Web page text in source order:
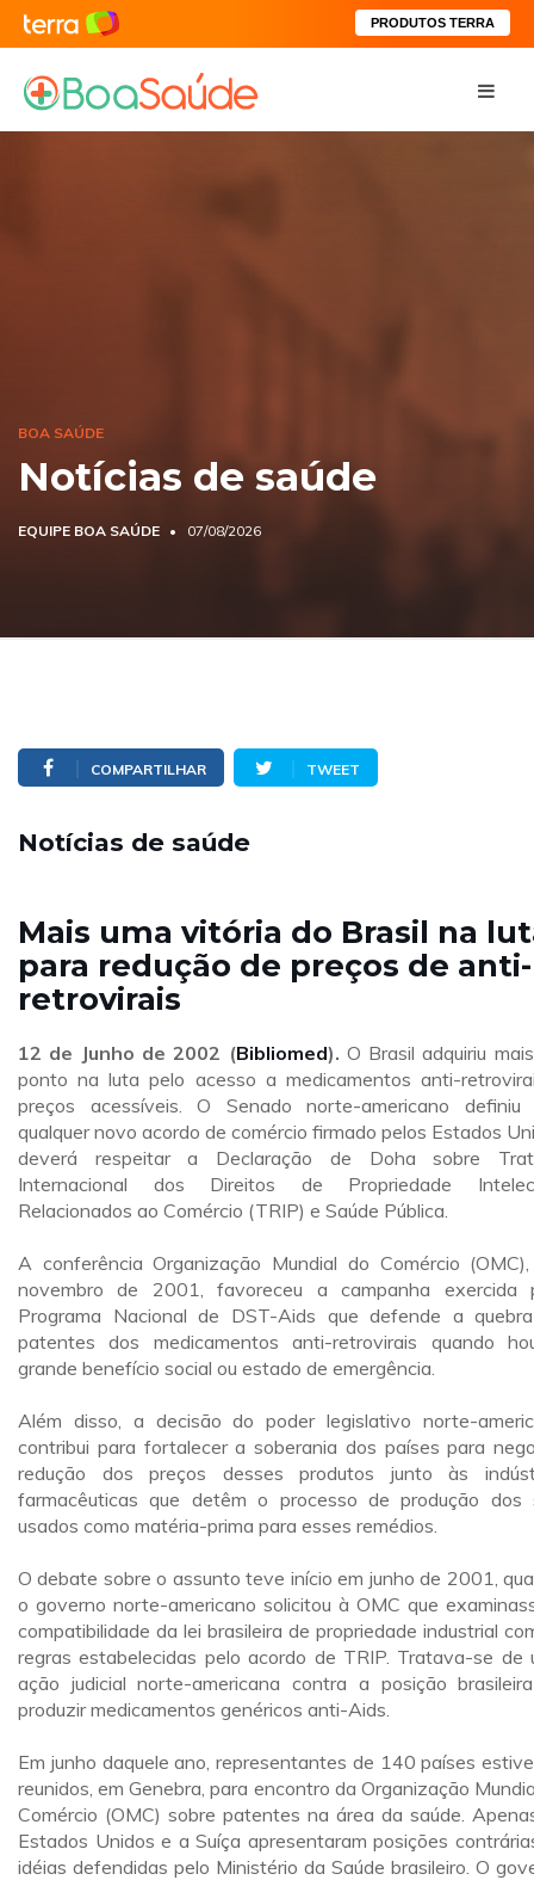
PRODUTOS TERRA
BOA SAÚDE
Notícias de saúde
EQUIPE BOA SAÚDE 07/08/2026
COMPARTILHAR TWEET
Notícias de saúde
Mais uma vitória do Brasil na
para redução de preços de anti-
retrovirais
12 de Junho de 2002 (Bibliomed). O Brasil adquiriu
ponto na luta pelo acesso a medicamentos anti-
preços acessíveis. O Senado norte-americano definiu
qualquer novo acordo de comércio firmado pelos Estados
deverá respeitar a Declaração de Doha sobre
Internacional dos Direitos de Propriedade
Relacionados ao Comércio (TRIP) e Saúde Pública.
A conferência Organização Mundial do Comércio
novembro de 2001, favoreceu a campanha exercida
Programa Nacional de DST-Aids que defende a
patentes dos medicamentos anti-retrovirais quando
grande benefício social ou estado de emergência.
Além disso, a decisão do poder legislativo norte-
contribui para fortalecer a soberania dos países para
redução dos preços desses produtos junto às
farmacêuticas que detêm o processo de produção dos
usados como matéria-prima para esses remédios.
O debate sobre o assunto teve início em junho de 2001,
o governo norte-americano solicitou à OMC que
compatibilidade da lei brasileira de propriedade industrial
regras estabelecidas pelo acordo de TRIP. Tratava-se de
ação judicial norte-americana contra a posição
produzir medicamentos genéricos anti-Aids.
Em junho daquele ano, representantes de 140 países
reunidos, em Genebra, para encontro da Organização
Comércio (OMC) sobre patentes na área da saúde.
Estados Unidos e a Suíça apresentaram posições
idéias defendidas pelo Ministério da Saúde brasileiro. O